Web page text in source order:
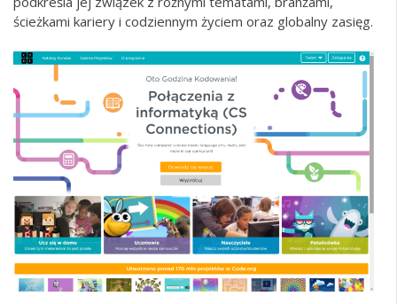
ścieżkami kariery i codziennym życiem oraz globalny zasięg.